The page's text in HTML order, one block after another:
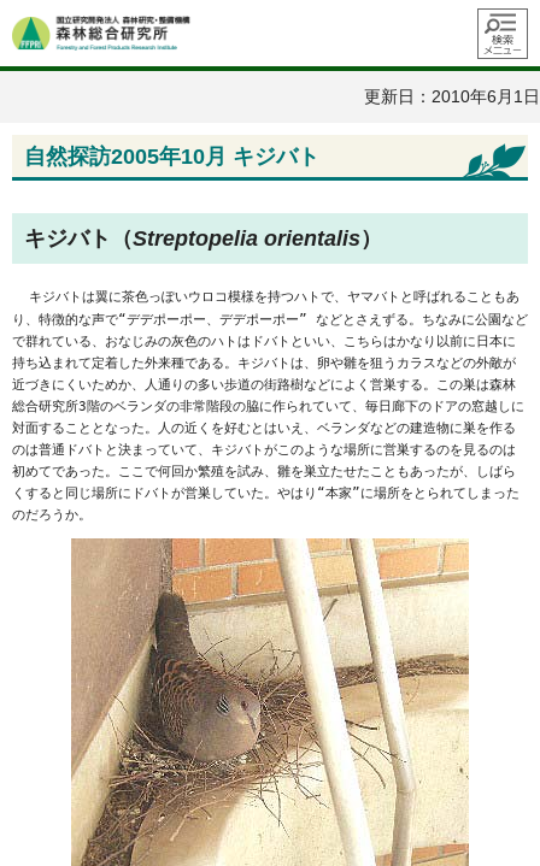
メニュ
ー
更新日：2010年6月1日
自然探訪2005年10月 キジバト
キジバト（Streptopelia orientalis）
キジバトは翼に茶色っぽいウロコ模様を持つハトで、ヤマバトと呼ばれることもあ
り、特徴的な声で“デデポーポー、デデポーポー” などとさえずる。ちなみに公園など
で群れている、おなじみの灰色のハトはドバトといい、こちらはかなり以前に日本に
持ち込まれて定着した外来種である。キジバトは、卵や雛を狙うカラスなどの外敵が
近づきにくいためか、人通りの多い歩道の街路樹などによく営巣する。この巣は森林
総合研究所3階のベランダの非常階段の脇に作られていて、毎日廊下のドアの窓越しに
対面することとなった。人の近くを好むとはいえ、ベランダなどの建造物に巣を作る
のは普通ドバトと決まっていて、キジバトがこのような場所に営巣するのを見るのは
初めてであった。ここで何回か繁殖を試み、雛を巣立たせたこともあったが、しばら
くすると同じ場所にドバトが営巣していた。やはり“本家”に場所をとられてしまった
のだろうか。